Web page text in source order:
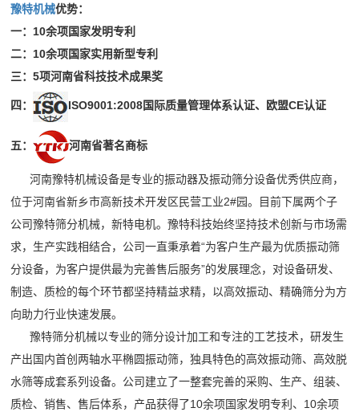
橡
胶
弹
网
碎
做
出
24
内
到
现
72
小
时
内
动
态
术
服
中
企
传
片
产
介
绍
程
案
列
公
司
介
企
业
联
豫特机械优势：
一：10余项国家发明专利
二： 10余项国家实用新型专利
三：5项河南省科技技术成果奖
四： ISO9001:2008国际质量管理体系认证、欧盟CE认证
五： 河南省著名商标
河南豫特机械设备是专业的振动器及振动筛分设备优秀供应商，
位于河南省新乡市高新技术开发区民营工业2#园。目前下属两个子
公司豫特筛分机械，新特电机。豫特科技始终坚持技术创新与市场需
求，生产实践相结合，公司一直秉承着“为客户生产最为优质振动筛
分设备，为客户提供最为完善售后服务”的发展理念，对设备研发、
制造、质检的每个环节都坚持精益求精，以高效振动、精确筛分为方
向助力行业快速发展。
豫特筛分机械以专业的筛分设计加工和专注的工艺技术，研发生
产出国内首创两轴水平椭圆振动筛，独具特色的高效振动筛、高效脱
水筛等成套系列设备。公司建立了一整套完善的采购、生产、组装、
质检、销售、售后体系，产品获得了10余项国家发明专利、10余项